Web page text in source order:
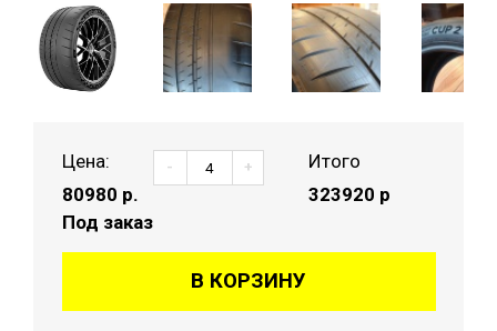
Цена:
80980 р.
Под заказ
- +
Итого
323920 р
В КОРЗИНУ